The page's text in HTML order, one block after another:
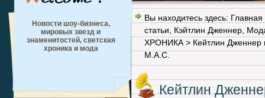
Новости шоу-бизнеса,
мировых звезд и
знаменитостей, светская
хроника и мода
Вы находитесь здесь: Главная
статьи
Кэйтлин Дженнер
ХРОНИКА > Кейтлин Дженнер
М.А.С.
Кейтлин